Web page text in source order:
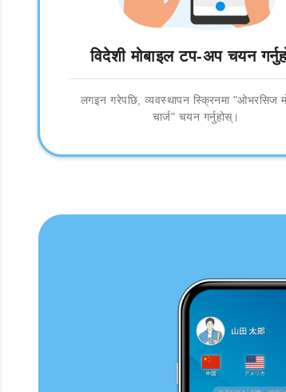
विदेशी मोबाइल टप-अप चयन
लगइन गरेपछि, व्यवस्थापन स्क्रिनमा "ओभरसिज
चार्ज" चयन गर्नुहोस्।